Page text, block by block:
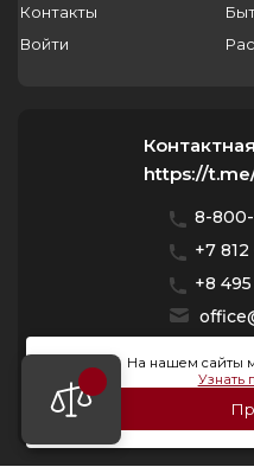
Контакты
Войти
https://
8-800-
+7
+8
Санкт-
Мы работаем с
На нашем сайты
Узнать